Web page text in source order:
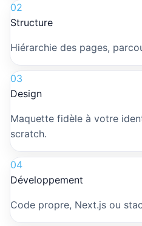
02
Structure
Hiérarchie des pages,
03
Design
Maquette fidèle à votre
scratch.
04
Développement
Code propre, Next.js ou